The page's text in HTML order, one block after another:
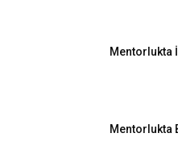
Mentorlukta
Mentorlukta